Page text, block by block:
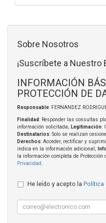
Sobre Nosotros
¡Suscríbete a Nuestro
INFORMACIÓN
PROTECCIÓN DE
Responsable: FERNANDEZ
Finalidad: Responder las consultas
información solicitada; Legitimación:
Destinatarios: Solo se realizan
Derechos: Acceder, rectificar y
indica en la información adicional;
la información completa de Protección
Privacidad
He leído y acepto la Política